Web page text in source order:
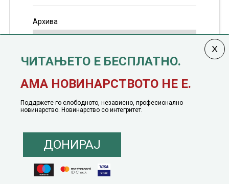
Архива
јануари, 1991 година
© 2016 - 2026 Сакам Да Кажам. Сите права задржани |
Понуда за политичко рекламирање
Политика на инклузија
Кодекс на однесување
ЧИТАЊЕТО Е БЕСПЛАТНО.
АМА НОВИНАРСТВОТО НЕ Е.
Поддржете го слободното, независно, професионално
новинарство. Новинарство со интегритет.
ДОНИРАЈ